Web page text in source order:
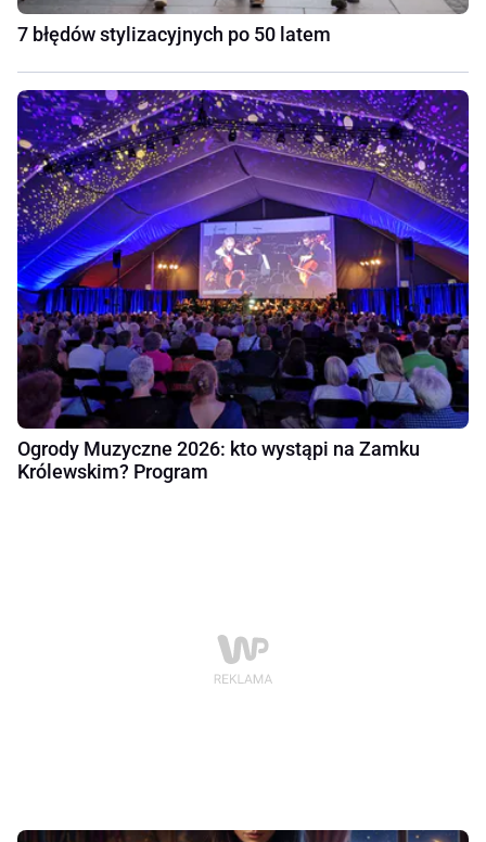
7 błędów stylizacyjnych po 50 latem
Ogrody Muzyczne 2026: kto wystąpi na Zamku
Królewskim? Program